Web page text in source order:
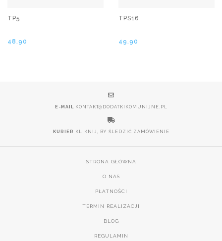
TP5
48.90
TPS16
49.90
E-MAIL KONTAKT@DODATKIKOMUNIJNE.PL
KURIER KLIKNIJ, BY ŚLEDZIĆ ZAMÓWIENIE
STRONA GŁÓWNA
O NAS
PŁATNOŚCI
TERMIN REALIZACJI
BLOG
REGULAMIN